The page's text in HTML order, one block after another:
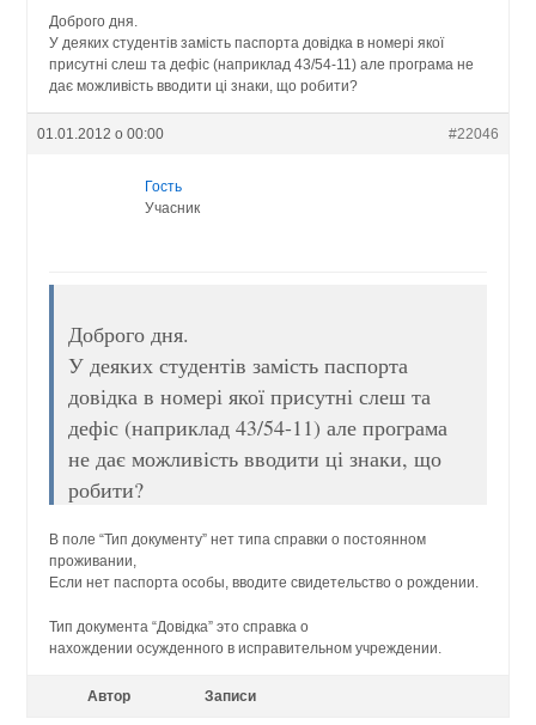
Доброго дня.
У деяких студентів замість паспорта довідка в номері якої
присутні слеш та дефіс (наприклад 43/54-11) але програма не
дає можливість вводити ці знаки, що робити?
01.01.2012 о 00:00 #22046
Гость
Учасник
Доброго дня.
У деяких студентів замість паспорта
довідка в номері якої присутні слеш та
дефіс (наприклад 43/54-11) але програма
не дає можливість вводити ці знаки, що
робити?
В поле “Тип документу” нет типа справки о постоянном
проживании,
Если нет паспорта особы, вводите свидетельство о рождении.
Тип документа “Довідка” это справка о
нахождении осужденного в исправительном учреждении.
Автор Записи